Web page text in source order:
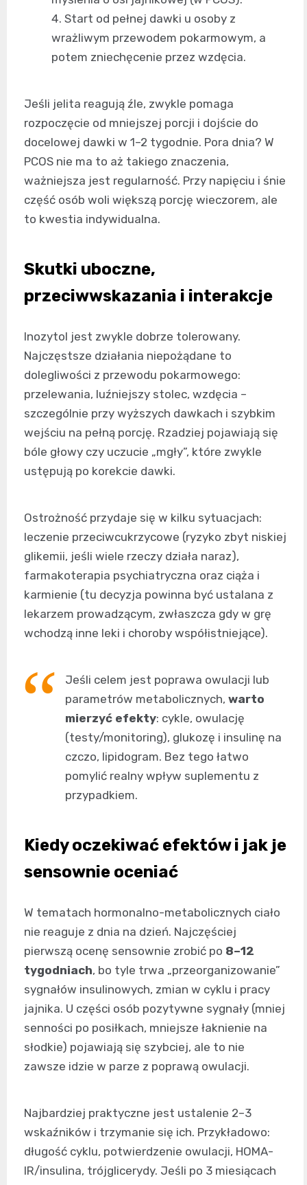
Start od pełnej dawki u osoby z
wrażliwym przewodem pokarmowym, a
potem zniechęcenie przez wzdęcia.
Jeśli jelita reagują źle, zwykle pomaga
rozpoczęcie od mniejszej porcji i dojście do
docelowej dawki w 1–2 tygodnie. Pora dnia? W
PCOS nie ma to aż takiego znaczenia,
ważniejsza jest regularność. Przy napięciu i śnie
część osób woli większą porcję wieczorem, ale
to kwestia indywidualna.
Skutki uboczne,
przeciwwskazania i interakcje
Inozytol jest zwykle dobrze tolerowany.
Najczęstsze działania niepożądane to
dolegliwości z przewodu pokarmowego:
przelewania, luźniejszy stolec, wzdęcia –
szczególnie przy wyższych dawkach i szybkim
wejściu na pełną porcję. Rzadziej pojawiają się
bóle głowy czy uczucie „mgły”, które zwykle
ustępują po korekcie dawki.
Ostrożność przydaje się w kilku sytuacjach:
leczenie przeciwcukrzycowe (ryzyko zbyt niskiej
glikemii, jeśli wiele rzeczy działa naraz),
farmakoterapia psychiatryczna oraz ciąża i
karmienie (tu decyzja powinna być ustalana z
lekarzem prowadzącym, zwłaszcza gdy w grę
wchodzą inne leki i choroby współistniejące).
Jeśli celem jest poprawa owulacji lub
parametrów metabolicznych, warto
mierzyć efekty: cykle, owulację
(testy/monitoring), glukozę i insulinę na
czczo, lipidogram. Bez tego łatwo
pomylić realny wpływ suplementu z
przypadkiem.
Kiedy oczekiwać efektów i jak je
sensownie oceniać
W tematach hormonalno-metabolicznych ciało
nie reaguje z dnia na dzień. Najczęściej
pierwszą ocenę sensownie zrobić po 8–12
tygodniach, bo tyle trwa „przeorganizowanie”
sygnałów insulinowych, zmian w cyklu i pracy
jajnika. U części osób pozytywne sygnały (mniej
senności po posiłkach, mniejsze łaknienie na
słodkie) pojawiają się szybciej, ale to nie
zawsze idzie w parze z poprawą owulacji.
Najbardziej praktyczne jest ustalenie 2–3
wskaźników i trzymanie się ich. Przykładowo:
długość cyklu, potwierdzenie owulacji, HOMA-
IR/insulina, trójglicerydy. Jeśli po 3 miesiącach